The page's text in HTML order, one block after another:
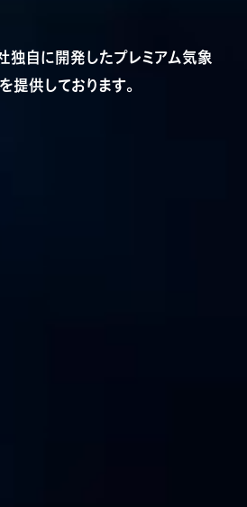
独自に開発したプレミアム気象
提供しております。